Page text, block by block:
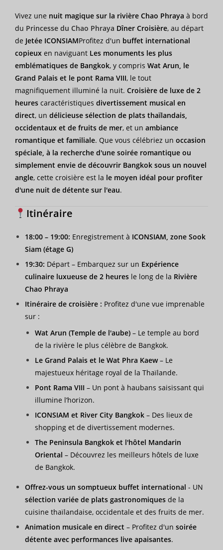
Vivez une nuit magique sur la rivière Chao Phraya à bord
du Princesse du Chao Phraya Dîner Croisière, au départ
de Jetée ICONSIAMProfitez d'un buffet international
copieux en naviguant Les monuments les plus
emblématiques de Bangkok, y compris Wat Arun, le
Grand Palais et le pont Rama VIII, le tout
magnifiquement illuminé la nuit. Croisière de luxe de 2
heures caractéristiques divertissement musical en
direct, un délicieuse sélection de plats thaïlandais,
occidentaux et de fruits de mer, et un ambiance
romantique et familiale. Que vous célébriez un occasion
spéciale, à la recherche d'une soirée romantique ou
simplement envie de découvrir Bangkok sous un nouvel
angle, cette croisière est la le moyen idéal pour profiter
d'une nuit de détente sur l'eau.
Itinéraire
18:00 – 19:00: Enregistrement à ICONSIAM, zone Sook
Siam (étage G)
19:30: Départ – Embarquez sur un Expérience
culinaire luxueuse de 2 heures le long de la Rivière
Chao Phraya
Itinéraire de croisière : Profitez d'une vue imprenable
sur :
Wat Arun (Temple de l'aube) – Le temple au bord
de la rivière le plus célèbre de Bangkok.
Le Grand Palais et le Wat Phra Kaew– Le
majestueux héritage royal de la Thaïlande.
Pont Rama VIII – Un pont à haubans saisissant qui
illumine l’horizon.
ICONSIAM et River City Bangkok – Des lieux de
shopping et de divertissement modernes.
The Peninsula Bangkok et l'hôtel Mandarin
Oriental – Découvrez les meilleurs hôtels de luxe
de Bangkok.
Offrez-vous un somptueux buffet international - UN
sélection variée de plats gastronomiques de la
cuisine thaïlandaise, occidentale et des fruits de mer.
Animation musicale en direct – Profitez d'un soirée
détente avec performances live apaisantes.